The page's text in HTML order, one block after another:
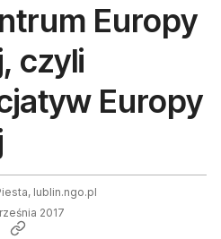
Europy
czyli
Europy
lublin.ngo.pl
2017